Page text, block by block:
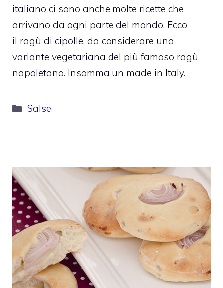
italiano ci sono anche molte ricette che
arrivano da ogni parte del mondo. Ecco
il ragù di cipolle, da considerare una
variante vegetariana del più famoso ragù
napoletano. Insomma un made in Italy.
Categorie
Salse